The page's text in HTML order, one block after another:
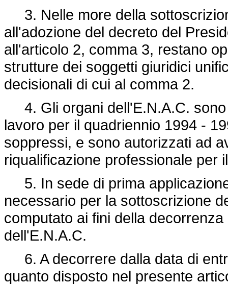
3. Nelle more della
all'adozione del decreto del
all'articolo 2, comma 3, restano
strutture dei soggetti giuridici
decisionali di cui al comma 2.
4. Gli organi dell'E.N.A.C. sono
lavoro per il quadriennio 1994 -
soppressi, e sono autorizzati ad
riqualificazione professionale per
5. In sede di prima
necessario per la sottoscrizione
computato ai fini della
dell'E.N.A.C.
6. A decorrere dalla data di
quanto disposto nel presente